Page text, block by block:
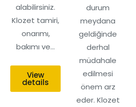
alabilirsiniz.
Klozet tamiri,
onarımı,
bakımı ve…
View
details
durum
meydana
geldiğinde
derhal
müdahale
edilmesi
önem arz
eder. Klozet